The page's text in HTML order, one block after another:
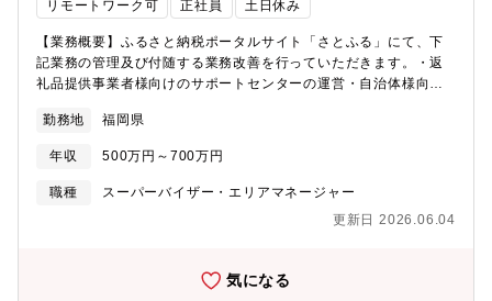
リモートワーク可 正社員 土日休み
【業務概要】ふるさと納税ポータルサイト「さとふる」にて、下
記業務の管理及び付随する業務改善を行っていただきます。・返
礼品提供事業者様向けのサポートセンターの運営・自治体様向け
登録修正業務の運営管理【具体的な業務内容】■事業者様向けサポ
ートセンター業務（ 返礼品提供事業者様からの問い合わせ及び依
頼の対応）・返礼品出荷スケジュールについてのご相談対応・
「さとふる」に掲載中の返礼品情報の修正依頼対応・寄附者様か
返礼品提供事業者様が「さとふる」へ返礼品を掲載いただいた後
（自治体様からの問い合わせ及び依頼の対応）・寄附実績などの
明細内容への照会。・当社の提供する各種システムツールの操作
勤務地 福岡県
年収 500万円～700万円
職種
スーパーバイザー・エリアマネージャー
更新日 2026.06.04
気になる